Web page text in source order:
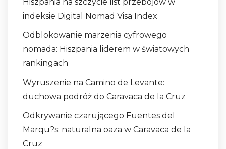
indeksie Digital Nomad Visa Index
Odblokowanie marzenia cyfrowego
nomada: Hiszpania liderem w światowych
rankingach
Wyruszenie na Camino de Levante:
duchowa podróż do Caravaca de la Cruz
Odkrywanie czarującego Fuentes del
Marqu?s: naturalna oaza w Caravaca de la
Cruz